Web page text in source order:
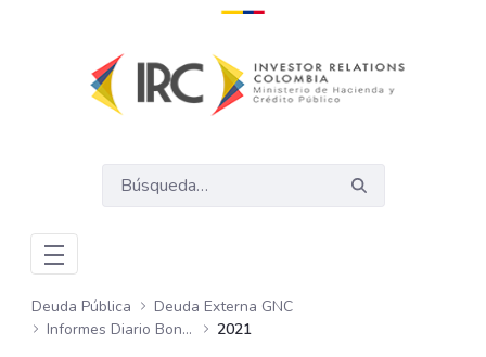
Deuda Pública
Deuda Externa GNC
Informes Diario Bonos Globales
2021